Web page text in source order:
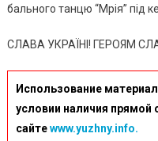
бального танцю “Мрія” під
СЛАВА УКРАЇНІ! ГЕРОЯМ
Использование
условии наличия прямой
сайтеwww.yuzhny.info.